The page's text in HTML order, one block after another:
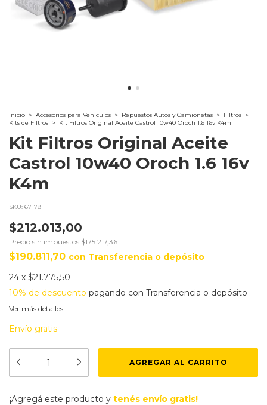
Inicio > Accesorios para Vehículos > Repuestos Autos y Camionetas > Filtros >
Kits de Filtros > Kit Filtros Original Aceite Castrol 10w40 Oroch 1.6 16v K4m
Kit Filtros Original Aceite
Castrol 10w40 Oroch 1.6 16v
K4m
SKU: 67178
$212.013,00
Precio sin impuestos $175.217,36
$190.811,70 con Transferencia o depósito
24 x $21.775,50
10% de descuento pagando con Transferencia o depósito
Ver más detalles
Envío gratis
¡Agregá este producto y tenés envío gratis!